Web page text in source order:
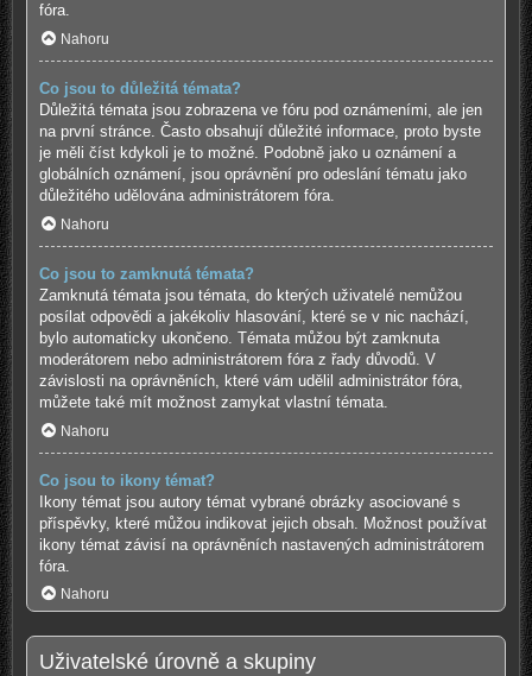
fóra.
Nahoru
Co jsou to důležitá témata?
Důležitá témata jsou zobrazena ve fóru pod oznámeními, ale jen
na první stránce. Často obsahují důležité informace, proto byste
je měli číst kdykoli je to možné. Podobně jako u oznámení a
globálních oznámení, jsou oprávnění pro odeslání tématu jako
důležitého udělována administrátorem fóra.
Nahoru
Co jsou to zamknutá témata?
Zamknutá témata jsou témata, do kterých uživatelé nemůžou
posílat odpovědi a jakékoliv hlasování, které se v nic nachází,
bylo automaticky ukončeno. Témata můžou být zamknuta
moderátorem nebo administrátorem fóra z řady důvodů. V
závislosti na oprávněních, které vám udělil administrátor fóra,
můžete také mít možnost zamykat vlastní témata.
Nahoru
Co jsou to ikony témat?
Ikony témat jsou autory témat vybrané obrázky asociované s
příspěvky, které můžou indikovat jejich obsah. Možnost používat
ikony témat závisí na oprávněních nastavených administrátorem
fóra.
Nahoru
Uživatelské úrovně a skupiny